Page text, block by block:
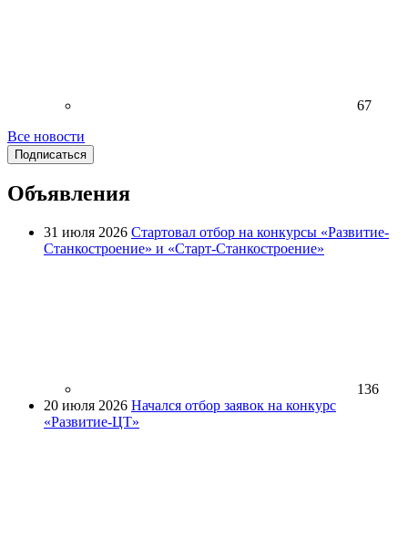
67
Все новости
Подписаться
Объявления
31 июля 2026 Стартовал отбор на конкурсы «Развитие-
Станкостроение» и «Старт-Станкостроение»
136
20 июля 2026 Начался отбор заявок на конкурс
«Развитие-ЦТ»